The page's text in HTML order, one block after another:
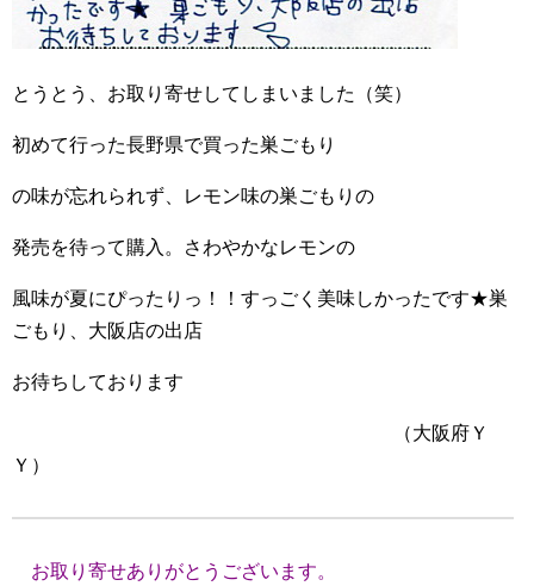
とうとう、お取り寄せしてしまいました（笑）
初めて行った長野県で買った巣ごもり
の味が忘れられず、レモン味の巣ごもりの
発売を待って購入。さわやかなレモンの
風味が夏にぴったりっ！！すっごく美味しかったです★巣
ごもり、大阪店の出店
お待ちしております
（大阪府Ｙ
Ｙ）
お取り寄せありがとうございます。